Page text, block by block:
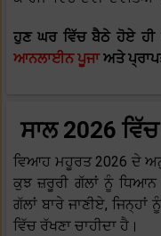
ਹੁਣ ਘਰ ਵਿੱਚ ਬੈਠੇ ਹੋਏ ਹੀ
ਆਨਲਾਈਨ ਪੂਜਾਅਤੇ
ਸਾਲ 2026
ਵਿਆਹ ਮਹੂਰਤ 2026 ਦੇ
ਕੁਝ ਜ਼ਰੂਰੀ ਗੱਲਾਂ ਨੂੰ
ਗੱਲਾਂ ਬਾਰੇ ਜਾਣੀਏ,
ਵਿੱਚ ਰੱਖਣਾ ਚਾਹੀਦਾ ਹੈ।